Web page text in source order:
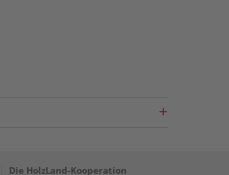
Die HolzLand-Kooperation